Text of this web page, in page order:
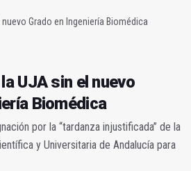
nuevo Grado en Ingeniería Biomédica
UJA sin el nuevo
Biomédica
por la “tardanza injustificada” de la
y Universitaria de Andalucía para